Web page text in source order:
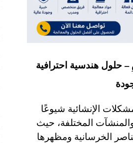
– حلول هندسية احترافية
الإنشائية شيوعًا
والمنشآت المختلفة، حيث
الخرسانية ومظهرها